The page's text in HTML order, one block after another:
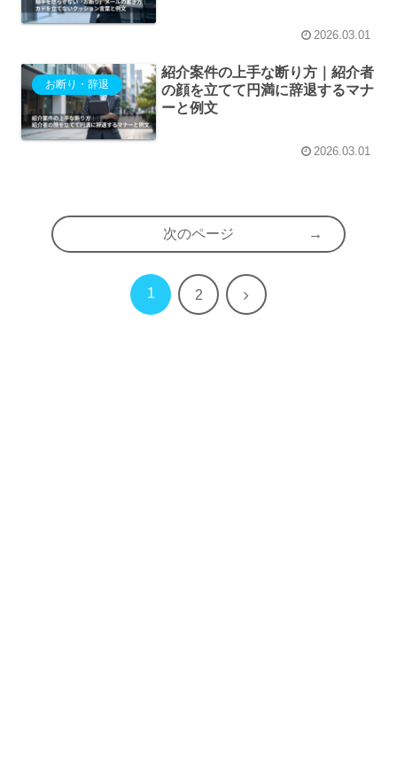
2026.03.01
お断り・辞退
紹介案件の上手な断り方｜紹介者
の顔を立てて円満に辞退するマナ
ーと例文
2026.03.01
次のページ
1 2 次